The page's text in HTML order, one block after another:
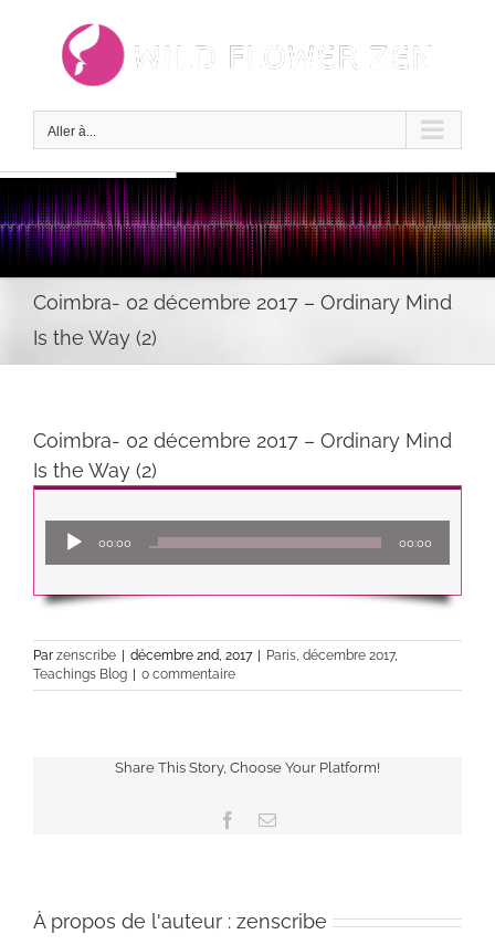
Aller à...
Coimbra- 02 décembre 2017 – Ordinary Mind
Is the Way (2)
Coimbra- 02 décembre 2017 – Ordinary Mind
Is the Way (2)
audio
00:00 00:00
Par zenscribe décembre 2nd, 2017 Paris, décembre 2017,
Teachings Blog
0 commentaire
Share This Story, Choose Your Platform!
Facebook
Email
À propos de l'auteur : zenscribe